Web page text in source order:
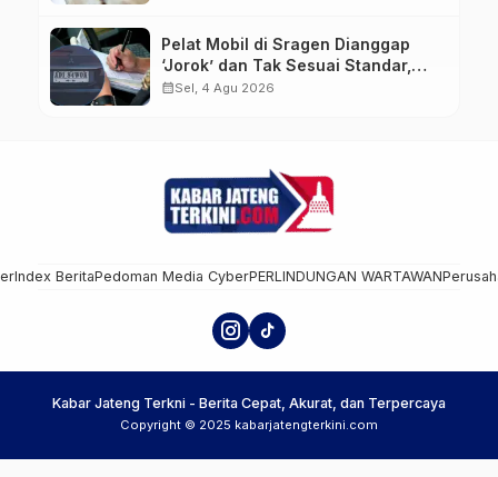
Pelat Mobil di Sragen Dianggap
‘Jorok’ dan Tak Sesuai Standar,
Pengemudi Kena Tilang
calendar_monthSel, 4 Agu 2026
Index BeritaPedoman Media CyberPERLINDUNGAN WARTAWAN
Kabar Jateng Terkni - Berita Cepat, Akurat, dan Terpercaya
Copyright © 2025 kabarjatengterkini.com